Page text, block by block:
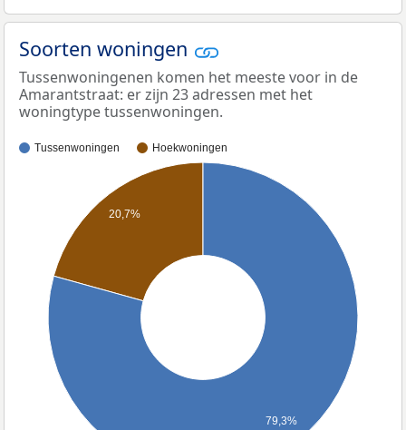
Soorten woningen
Tussenwoningenen komen het meeste voor in de
Amarantstraat: er zijn 23 adressen met het
woningtype tussenwoningen.
Tussenwoningen Hoekwoningen
20,7%
79,3%